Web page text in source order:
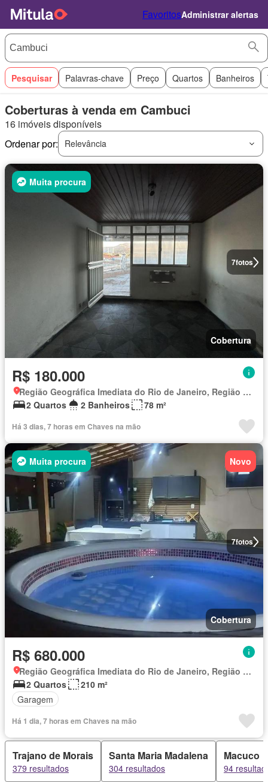
FavoritosAdministrar alertas
Pesquisar Palavras-chave Preço Quartos Banheiros
Coberturas à venda em Cambuci
16 imóveis disponíveis
Ordenar por:
Relevância
7fotos
Muita procura
Cobertura
R$ 180.000
Região Geográfica Imediata do Rio de Janeiro, Região Metropolitana do Rio de Janeiro
2 Quartos
2 Banheiros 78 m²
Há 3 dias, 7 horas em Chaves na mão
7fotos
Muita procura Novo
Cobertura
R$ 680.000
Região Geográfica Imediata do Rio de Janeiro, Região Metropolitana do Rio de Janeiro
2 Quartos
210 m²
Garagem
Há 1 dia, 7 horas em Chaves na mão
Trajano de Morais
379 resultados
Santa Maria Madalena
304 resultados
Macuco
94